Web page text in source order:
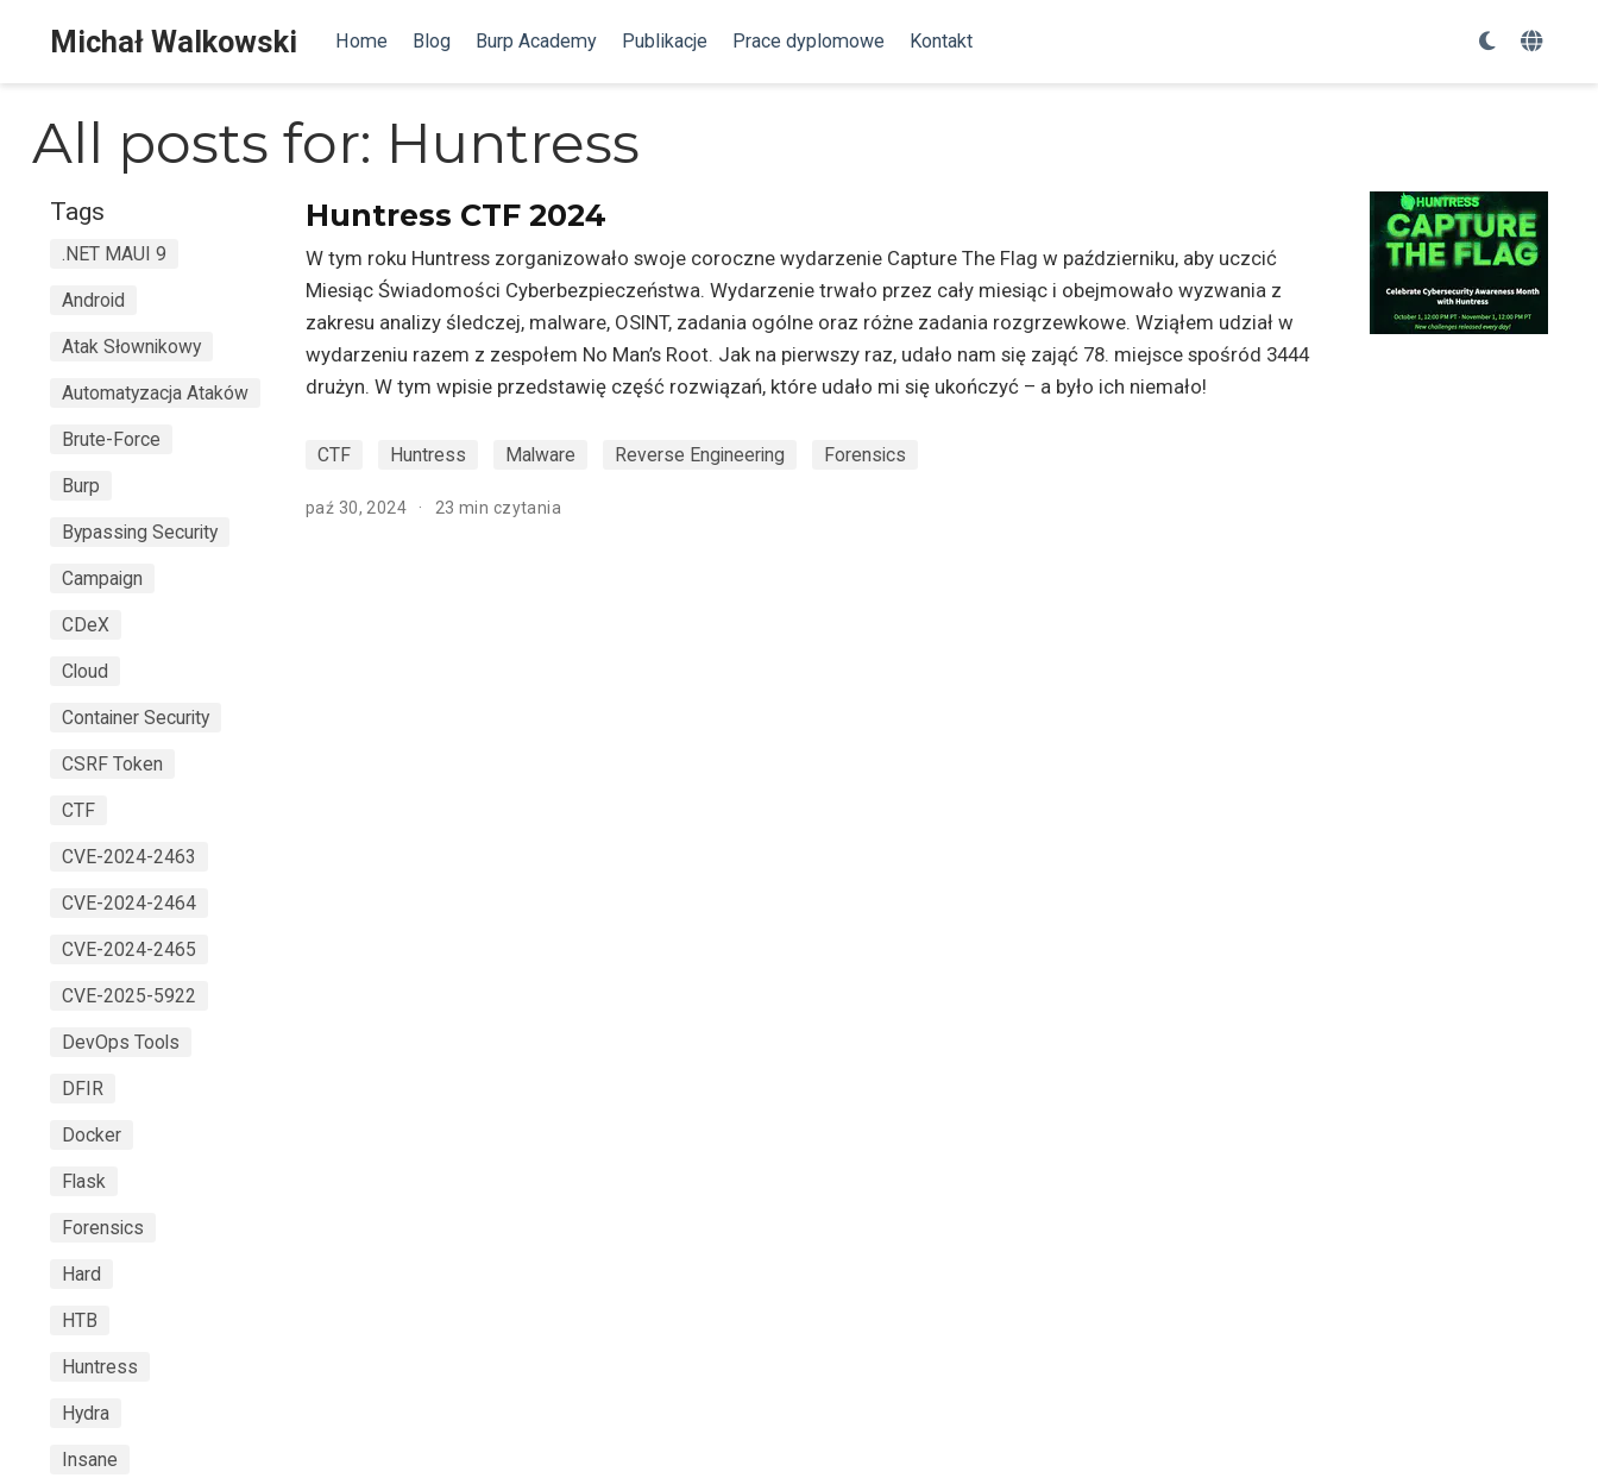
Michał Walkowski Home Blog Burp Academy Publikacje Prace dyplomowe Kontakt
All posts for: Huntress
Tags
.NET MAUI 9
Android
Atak Słownikowy
Automatyzacja Ataków
Brute-Force
Burp
Bypassing Security
Campaign
CDeX
Cloud
Container Security
CSRF Token
CTF
CVE-2024-2463
CVE-2024-2464
CVE-2024-2465
CVE-2025-5922
DevOps Tools
DFIR
Docker
Flask
Forensics
Hard
HTB
Huntress
Hydra
Insane
Huntress CTF 2024
W tym roku Huntress zorganizowało swoje coroczne wydarzenie Capture The Flag w październiku, aby uczcić
Miesiąc Świadomości Cyberbezpieczeństwa. Wydarzenie trwało przez cały miesiąc i obejmowało wyzwania z
zakresu analizy śledczej, malware, OSINT, zadania ogólne oraz różne zadania rozgrzewkowe. Wziąłem udział w
wydarzeniu razem z zespołem No Man’s Root. Jak na pierwszy raz, udało nam się zająć 78. miejsce spośród 3444
drużyn. W tym wpisie przedstawię część rozwiązań, które udało mi się ukończyć – a było ich niemało!
CTF Huntress Malware Reverse Engineering Forensics
paź 30, 2024 23 min czytania